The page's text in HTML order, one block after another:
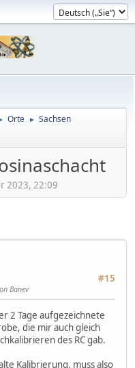
Orte ► Sachsen
2023, 22:09
#15
Banev
2 Tage aufgezeichnete
die mir auch gleich
des RC gab.
Kalibrierung, muss also